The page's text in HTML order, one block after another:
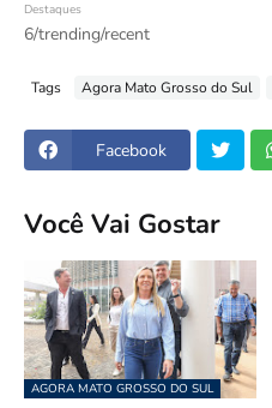
Destaques
6/trending/recent
Tags Agora Mato Grosso do Sul
Facebook
Você Vai Gostar
AGORA MATO GROSSO DO SUL